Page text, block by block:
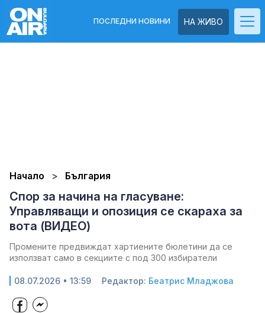
НА ЖИВО
ПОСЛЕДНИ НОВИНИ
Начало България
Спор за начина на гласуване:
Управляващи и опозиция се скараха за
вота (ВИДЕО)
Промените предвиждат хартиените бюлетини да се
използват само в секциите с под 300 избиратели
08.07.2026 • 13:59 Редактор: Беатрис Младжова